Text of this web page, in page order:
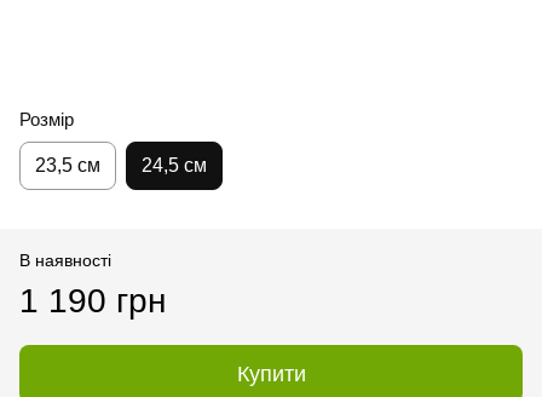
Розмір
23,5 см 24,5 см
В наявності
1 190 грн
Купити